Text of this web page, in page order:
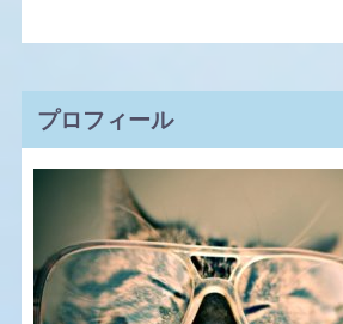
プロフィール